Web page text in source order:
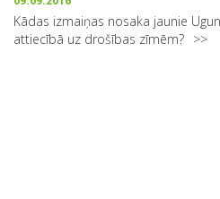
Kādas izmaiņas nosaka jaunie
attiecībā uz drošības zīmēm?